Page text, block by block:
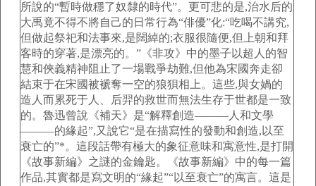
所說的“暫時做穩了奴隸的時代”。更可悲的是,治水后的
大禹竟不得不將自己的日常行為“俳優”化:“吃喝不講究,
但做起祭祀和法事來,是闊綽的;衣服很隨便,但上朝和拜
客時的穿著,是漂亮的。”《非攻》中的墨子以超人的智
慧和俠義精神阻止了一場戰爭劫難,但他為宋國奔走卻
結束于在宋國被褫奪一空的狼狽相上。這些,與女媧的
造人而累死于人、后羿的救世而無法生存于世都是一致
的。魯迅曾說《補天》是“解釋創造———人和文學
———的緣起”,又說它“是在描寫性的發動和創造,以至
衰亡的”*。這段話帶有極大的象征意味和寓意性,是打開
《故事新編》之謎的金鑰匙。《故事新編》中的每一篇
作品,其實都是寫文明的“緣起”“以至衰亡”的寓言。這是